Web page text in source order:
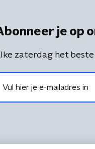
je op
zaterdag het beste